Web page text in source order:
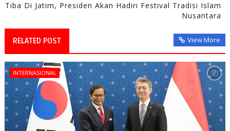
Tiba Di Jatim, Presiden Akan Hadiri Festival Tradisi Islam
Nusantara
RELATED POST View More
INTERNASIONAL